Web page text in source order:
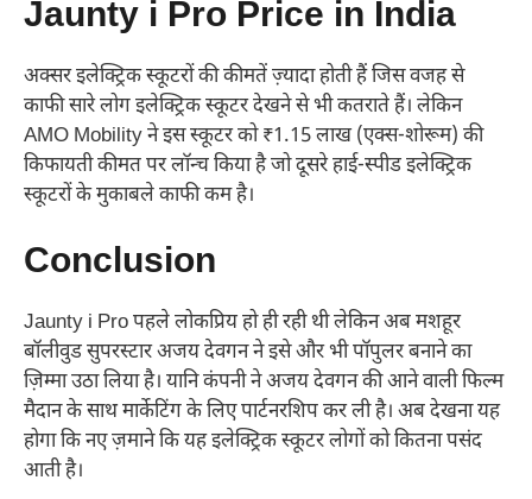
Jaunty i Pro Price in India
अक्सर इलेक्ट्रिक स्कूटरों की कीमतें ज़्यादा होती हैं जिस वजह से
काफी सारे लोग इलेक्ट्रिक स्कूटर देखने से भी कतराते हैं। लेकिन
AMO Mobility ने इस स्कूटर को ₹1.15 लाख (एक्स-शोरूम) की
किफायती कीमत पर लॉन्च किया है जो दूसरे हाई-स्पीड इलेक्ट्रिक
स्कूटरों के मुकाबले काफी कम है।
Conclusion
Jaunty i Pro पहले लोकप्रिय हो ही रही थी लेकिन अब मशहूर
बॉलीवुड सुपरस्टार अजय देवगन ने इसे और भी पॉपुलर बनाने का
ज़िम्मा उठा लिया है। यानि कंपनी ने अजय देवगन की आने वाली फिल्म
मैदान के साथ मार्केटिंग के लिए पार्टनरशिप कर ली है। अब देखना यह
होगा कि नए ज़माने कि यह इलेक्ट्रिक स्कूटर लोगों को कितना पसंद
आती है।